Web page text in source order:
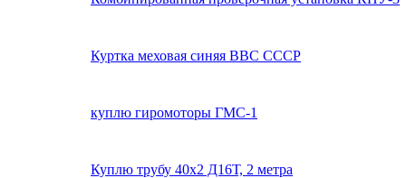
Куртка меховая синяя ВВС СССР
куплю гиромоторы ГМС-1
Куплю трубу 40х2 Д16Т, 2 метра